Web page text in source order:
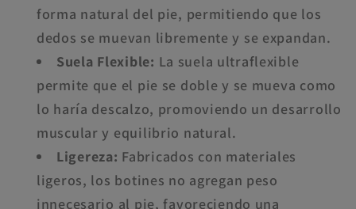
forma natural del pie, permitiendo que los
dedos se muevan libremente y se expandan.
Suela Flexible: La suela ultraflexible
permite que el pie se doble y se mueva como
lo haría descalzo, promoviendo un desarrollo
muscular y equilibrio natural.
Ligereza: Fabricados con materiales
ligeros, los botines no agregan peso
innecesario al pie, favoreciendo una